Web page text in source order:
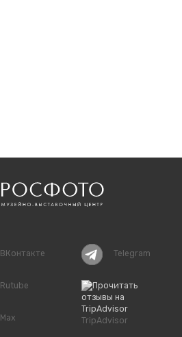
ВКонтакте
Rutube
Max
Telegram
TripAdvisor